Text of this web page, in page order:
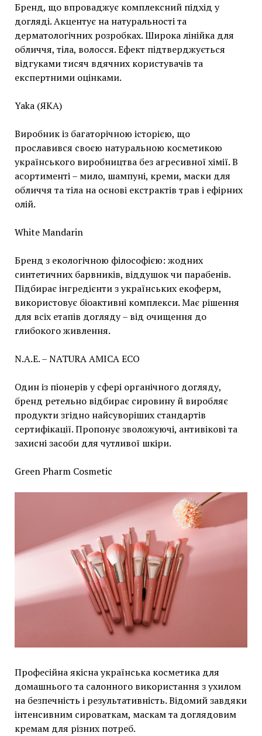
Бренд, що впроваджує комплексний підхід у
догляді. Акцентує на натуральності та
дерматологічних розробках. Широка лінійка для
обличчя, тіла, волосся. Ефект підтверджується
відгуками тисяч вдячних користувачів та
експертними оцінками.
Yaka (ЯКА)
Виробник із багаторічною історією, що
прославився своєю натуральною косметикою
українського виробництва без агресивної хімії. В
асортименті – мило, шампуні, креми, маски для
обличчя та тіла на основі екстрактів трав і ефірних
олій.
White Mandarin
Бренд з екологічною філософією: жодних
синтетичних барвників, віддушок чи парабенів.
Підбирає інгредієнти з українських екоферм,
використовує біоактивні комплекси. Має рішення
для всіх етапів догляду – від очищення до
глибокого живлення.
N.A.E. – NATURA AMICA ECO
Один із піонерів у сфері органічного догляду,
бренд ретельно відбирає сировину й виробляє
продукти згідно найсуворіших стандартів
сертифікації. Пропонує зволожуючі, антивікові та
захисні засоби для чутливої шкіри.
Green Pharm Cosmetic
Професійна якісна українська косметика для
домашнього та салонного використання з ухилом
на безпечність і результативність. Відомий завдяки
інтенсивним сироваткам, маскам та доглядовим
кремам для різних потреб.